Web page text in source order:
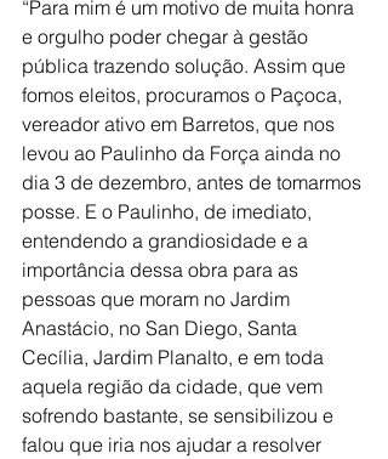
“Para mim é um motivo de muita honra
e orgulho poder chegar à gestão
pública trazendo solução. Assim que
fomos eleitos, procuramos o Paçoca,
vereador ativo em Barretos, que nos
levou ao Paulinho da Força ainda no
dia 3 de dezembro, antes de tomarmos
posse. E o Paulinho, de imediato,
entendendo a grandiosidade e a
importância dessa obra para as
pessoas que moram no Jardim
Anastácio, no San Diego, Santa
Cecília, Jardim Planalto, e em toda
aquela região da cidade, que vem
sofrendo bastante, se sensibilizou e
falou que iria nos ajudar a resolver